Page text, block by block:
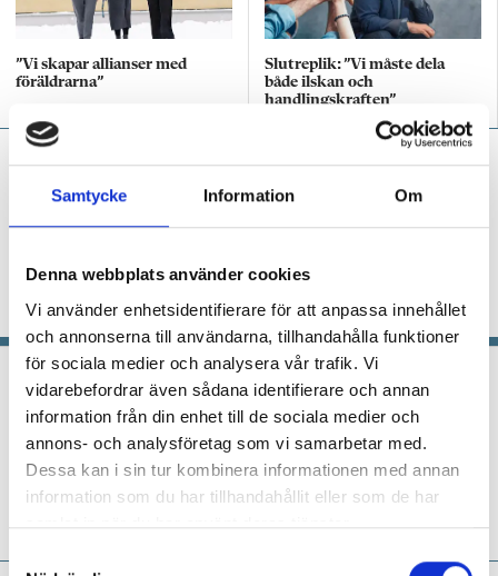
Samtycke Information Om
Denna webbplats använder cookies
Vi använder enhetsidentifierare för att anpassa innehållet
och annonserna till användarna, tillhandahålla funktioner
för sociala medier och analysera vår trafik. Vi
vidarebefordrar även sådana identifierare och annan
information från din enhet till de sociala medier och
annons- och analysföretag som vi samarbetar med.
Dessa kan i sin tur kombinera informationen med annan
information som du har tillhandahållit eller som de har
samlat in när du har använt deras tjänster.
S
”Vi skapar allianser med
föräldrarna”
Slutreplik: ”Vi måste dela
både ilskan och
handlingskraften”
Niclas Fohlin:”En epidemi i
skolan – nånannanismen
sprider sig”
på att vi kan påverka våra elever i en positiv
riktning slutar vi att försöka”.
En specialpedagog måste stå rak i
stormen
MITT JOBBSpecialpedagogen Heléne
Jörgensen fasar för en framtida skola där
eleverna själva lastas för problem som är